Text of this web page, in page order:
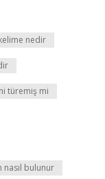
nedir
türemiş mi
nasıl bulunur